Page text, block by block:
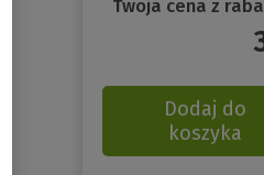
Twoja cena z
Dodaj do
koszyka